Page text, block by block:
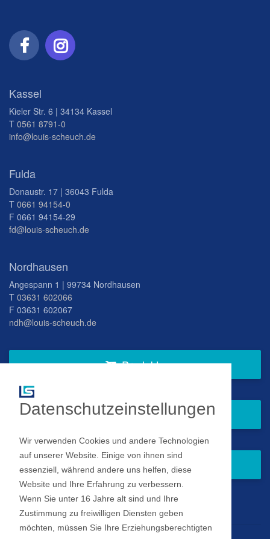
Kassel
Kieler Str. 6 | 34134 Kassel
T 0561 8791-0
info@louis-scheuch.de
Fulda
Donaustr. 17 | 36043 Fulda
T 0661 94154-0
F 0661 94154-29
fd@louis-scheuch.de
Nordhausen
Angespann 1 | 99734 Nordhausen
T 03631 602066
F 03631 602067
ndh@louis-scheuch.de
Produkte
Fragen Sie gern bei uns an
Zum Newsletter anmelden
Impressum
Datenschutzeinstellungen
Wir verwenden Cookies und andere Technologien
auf unserer Website. Einige von ihnen sind
essenziell, während andere uns helfen, diese
Website und Ihre Erfahrung zu verbessern.
Wenn Sie unter 16 Jahre alt sind und Ihre
Zustimmung zu freiwilligen Diensten geben
möchten, müssen Sie Ihre Erziehungsberechtigten